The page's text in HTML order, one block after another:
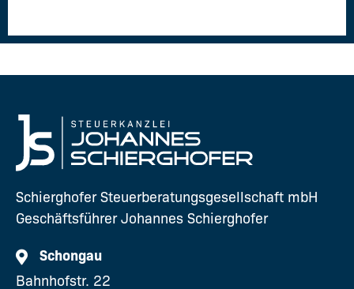
Schierghofer Steuerberatungsgesellschaft mbH
Geschäftsführer Johannes Schierghofer
Schongau
Bahnhofstr. 22